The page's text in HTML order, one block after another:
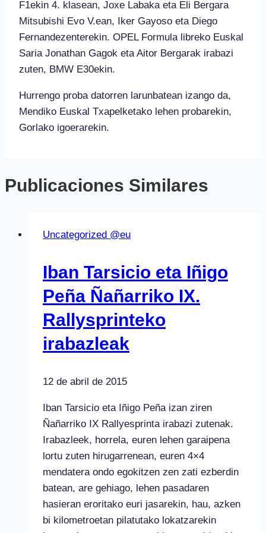
F1ekin 4. klasean, Joxe Labaka eta Eli Bergara
Mitsubishi Evo V.ean, Iker Gayoso eta Diego
Fernandezenterekin. OPEL Formula libreko Euskal
Saria Jonathan Gagok eta Aitor Bergarak irabazi
zuten, BMW E30ekin.
Hurrengo proba datorren larunbatean izango da,
Mendiko Euskal Txapelketako lehen probarekin,
Gorlako igoerarekin.
Publicaciones Similares
Uncategorized @eu
Iban Tarsicio eta Iñigo
Peña Ñañarriko IX.
Rallysprinteko
irabazleak
12 de abril de 2015
Iban Tarsicio eta Iñigo Peña izan ziren
Ñañarriko IX Rallyesprinta irabazi zutenak.
Irabazleek, horrela, euren lehen garaipena
lortu zuten hirugarrenean, euren 4×4
mendatera ondo egokitzen zen zati ezberdin
batean, are gehiago, lehen pasadaren
hasieran eroritako euri jasarekin, hau, azken
bi kilometroetan pilatutako lokatzarekin